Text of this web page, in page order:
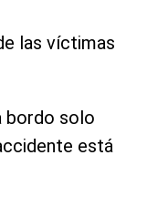
las víctimas
bordo solo
está